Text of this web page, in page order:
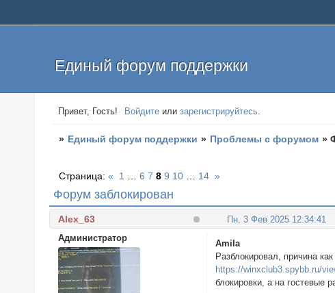
Единый форум поддержки
Привет, Гость! Войдите илизарегистрируйтесь.
» Единый форум поддержки » Проблемы с форумом »
Форум заблокирован
Страница:« 1 6 7 8 9 10 14 »
Пн, 3 Фев 2025 12:34:41
Alex_63
Администратор
Amila
Разблокировал, причина
https://winxclub3.spybb.ru/
блокировки, а на гостевые